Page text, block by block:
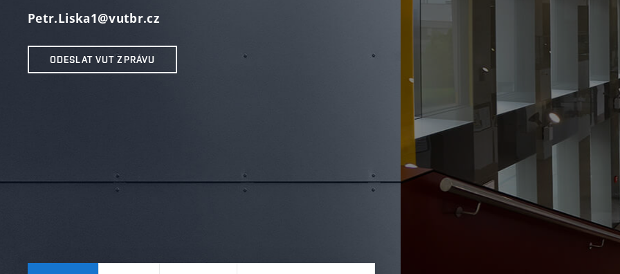
Petr.Liska1@vutbr.cz
ODESLAT VUT ZPRÁVU